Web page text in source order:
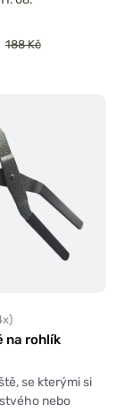
188 Kč
na rohlík
se kterými si
nebo